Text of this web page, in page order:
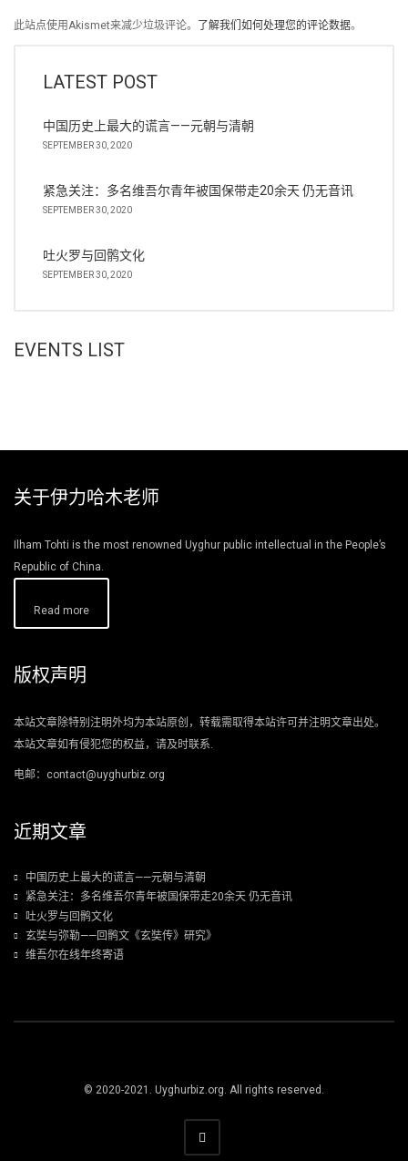
此站点使用Akismet来减少垃圾评论。 了解我们如何处理您的评论数据。
LATEST POST
中国历史上最大的谎言——元朝与清朝
SEPTEMBER 30, 2020
紧急关注：多名维吾尔青年被国保带走20余天 仍无音讯
SEPTEMBER 30, 2020
吐火罗与回鹘文化
SEPTEMBER 30, 2020
EVENTS LIST
关于伊力哈木老师
Ilham Tohti is the most renowned Uyghur public intellectual in the People’s
Republic of China.
Read more
版权声明
本站文章除特别注明外均为本站原创，转载需取得本站许可并注明文章出处。
本站文章如有侵犯您的权益，请及时联系.
电邮：contact@uyghurbiz.org
近期文章
中国历史上最大的谎言——元朝与清朝
紧急关注：多名维吾尔青年被国保带走20余天 仍无音讯
吐火罗与回鹘文化
玄奘与弥勒——回鹘文《玄奘传》研究》
维吾尔在线年终寄语
© 2020-2021. Uyghurbiz.org. All rights reserved.